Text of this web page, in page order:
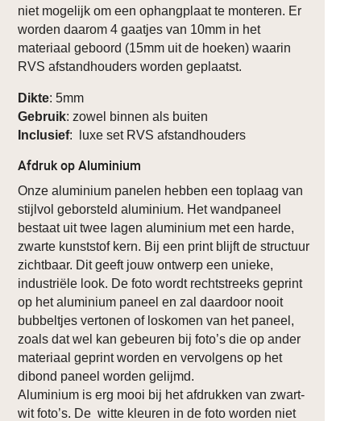
niet mogelijk om een ophangplaat te monteren. Er
worden daarom 4 gaatjes van 10mm in het
materiaal geboord (15mm uit de hoeken) waarin
RVS afstandhouders worden geplaatst.
Dikte: 5mm
Gebruik: zowel binnen als buiten
Inclusief: luxe set RVS afstandhouders
Afdruk op Aluminium
Onze aluminium panelen hebben een toplaag van
stijlvol geborsteld aluminium. Het wandpaneel
bestaat uit twee lagen aluminium met een harde,
zwarte kunststof kern. Bij een print blijft de structuur
zichtbaar. Dit geeft jouw ontwerp een unieke,
industriële look. De foto wordt rechtstreeks geprint
op het aluminium paneel en zal daardoor nooit
bubbeltjes vertonen of loskomen van het paneel,
zoals dat wel kan gebeuren bij foto’s die op ander
materiaal geprint worden en vervolgens op het
dibond paneel worden gelijmd.
Aluminium is erg mooi bij het afdrukken van zwart-
wit foto’s. De witte kleuren in de foto worden niet